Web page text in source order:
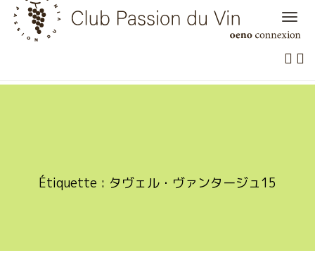
Skip
content
Étiquette : タヴェル・ヴァンタージュ15